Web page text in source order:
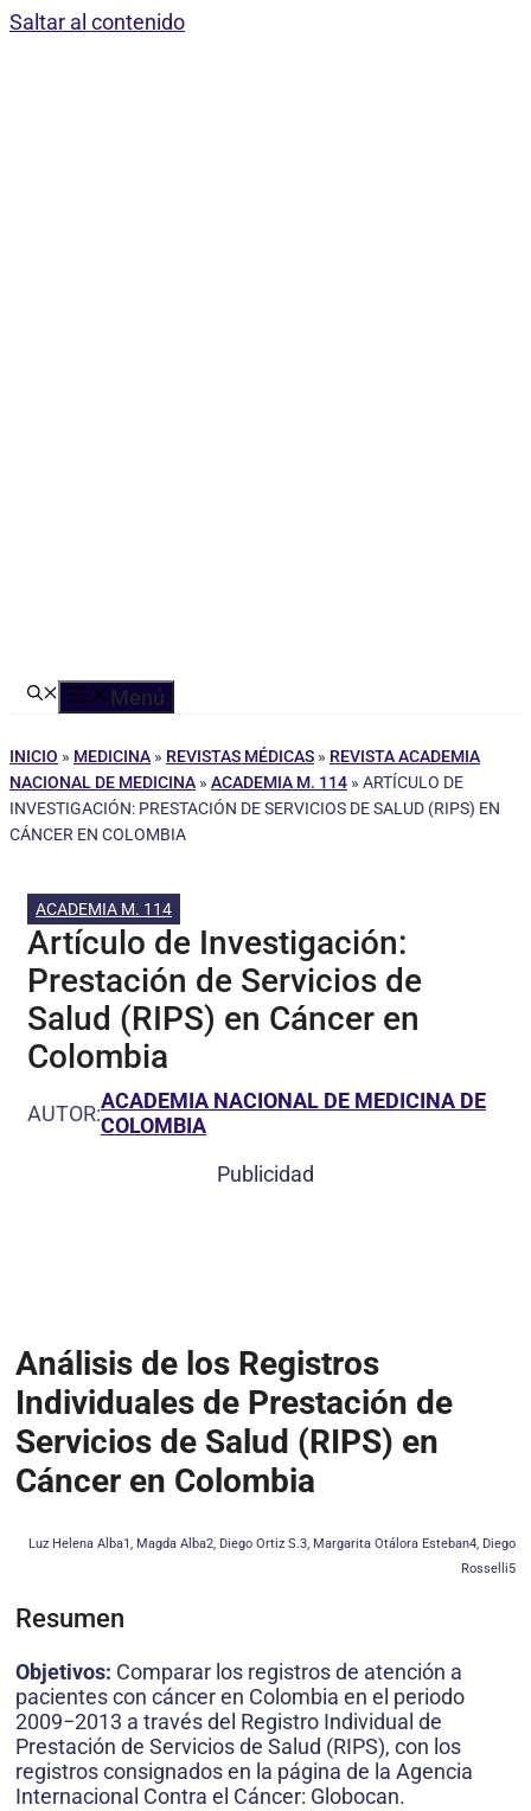
Saltar al contenido
Menú
INICIO » MEDICINA » REVISTAS MÉDICAS » REVISTA ACADEMIA
NACIONAL DE MEDICINA » ACADEMIA M. 114 » ARTÍCULO DE
INVESTIGACIÓN: PRESTACIÓN DE SERVICIOS DE SALUD (RIPS) EN
CÁNCER EN COLOMBIA
ACADEMIA M. 114
Artículo de Investigación:
Prestación de Servicios de
Salud (RIPS) en Cáncer en
Colombia
AUTOR:ACADEMIA NACIONAL DE MEDICINA DE
COLOMBIA
Publicidad
Análisis de los Registros
Individuales de Prestación de
Servicios de Salud (RIPS) en
Cáncer en Colombia
Luz Helena Alba1, Magda Alba2, Diego Ortiz S.3, Margarita Otálora Esteban4, Diego
Rosselli5
Resumen
Objetivos: Comparar los registros de atención a
pacientes con cáncer en Colombia en el periodo
2009−2013 a través del Registro Individual de
Prestación de Servicios de Salud (RIPS), con los
registros consignados en la página de la Agencia
Internacional Contra el Cáncer: Globocan.